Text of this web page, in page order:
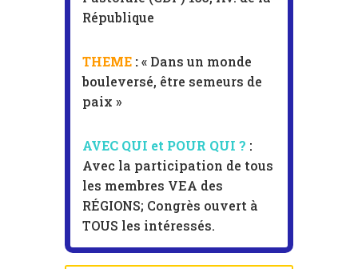
République
THEME:« Dans un monde
bouleversé, être semeurs de
paix »
AVEC QUI et POUR QUI ? :
Avec la participation de tous
les membres VEA des
RÉGIONS; Congrès ouvert à
TOUS les intéressés.